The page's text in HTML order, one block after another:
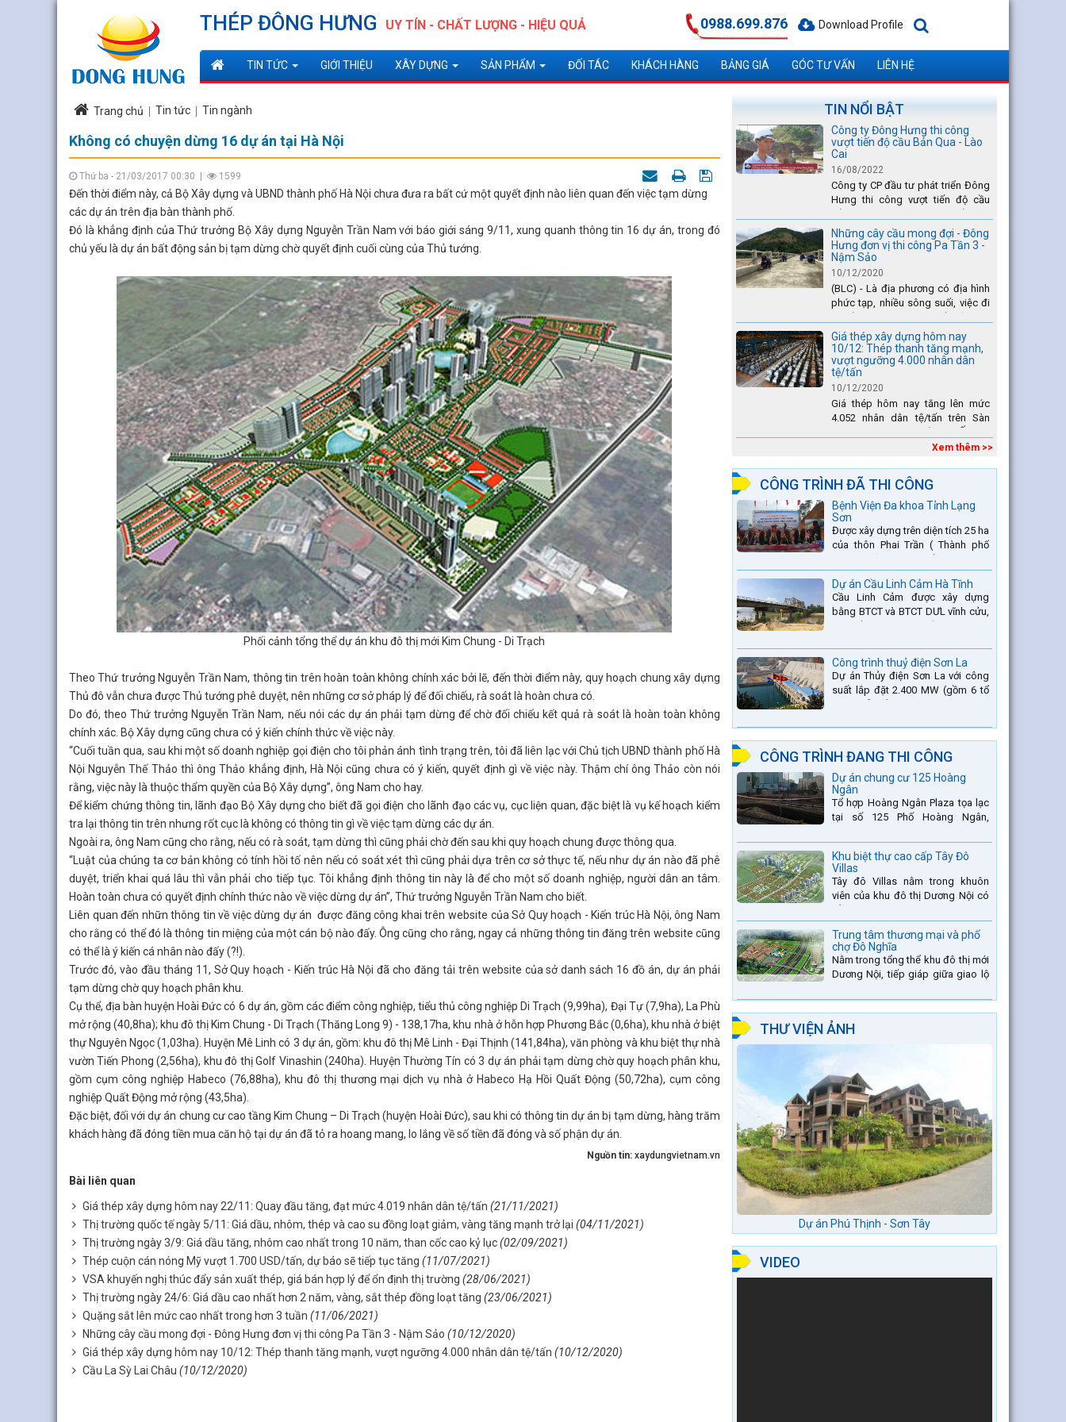
THÉP ĐÔNG HƯNG UY TÍN - CHẤT LƯỢNG - HIỆU QUẢ 0988.699.876 Download Profile
TIN TỨC GIỚI THIỆU XÂY DỰNG SẢN PHẨM ĐỐI TÁC KHÁCH HÀNG BẢNG GIÁ GÓC TƯ VẤN LIÊN HỆ
Trang chủ Tin tức Tin ngành
Không có chuyện dừng 16 dự án tại Hà Nội
Thứ ba - 21/03/2017 00:30 1599
Đến thời điểm này, cả Bộ Xây dựng và UBND thành phố Hà Nội chưa đưa ra bất cứ một quyết định nào liên quan đến việc tạm dừng
các dự án trên địa bàn thành phố.
Đó là khẳng định của Thứ trưởng Bộ Xây dựng Nguyễn Trần Nam với báo giới sáng 9/11, xung quanh thông tin 16 dự án, trong đó
chủ yếu là dự án bất động sản bị tạm dừng chờ quyết định cuối cùng của Thủ tướng.
Phối cảnh tổng thể dự án khu đô thị mới Kim Chung - Di Trạch
Theo Thứ trưởng Nguyễn Trần Nam, thông tin trên hoàn toàn không chính xác bởi lẽ, đến thời điểm này, quy hoạch chung xây dựng
Thủ đô vẫn chưa được Thủ tướng phê duyệt, nên những cơ sở pháp lý để đối chiếu, rà soát là hoàn chưa có.
Do đó, theo Thứ trưởng Nguyễn Trần Nam, nếu nói các dự án phải tạm dừng để chờ đối chiếu kết quả rà soát là hoàn toàn không
chính xác. Bộ Xây dựng cũng chưa có ý kiến chính thức về việc này.
“Cuối tuần qua, sau khi một số doanh nghiệp gọi điện cho tôi phản ánh tình trạng trên, tôi đã liên lạc với Chủ tịch UBND thành phố Hà
Nội Nguyễn Thế Thảo thì ông Thảo khẳng định, Hà Nội cũng chưa có ý kiến, quyết định gì về việc này. Thậm chí ông Thảo còn nói
rằng, việc này là thuộc thẩm quyền của Bộ Xây dựng”, ông Nam cho hay.
Để kiểm chứng thông tin, lãnh đạo Bộ Xây dựng cho biết đã gọi điện cho lãnh đạo các vụ, cục liện quan, đặc biệt là vụ kế hoạch kiểm
tra lại thông tin trên nhưng rốt cục là không có thông tin gì về việc tạm dừng các dự án.
Ngoài ra, ông Nam cũng cho rằng, nếu có rà soát, tạm dừng thì cũng phải chờ đến sau khi quy hoạch chung được thông qua.
“Luật của chúng ta cơ bản không có tính hồi tố nên nếu có soát xét thì cũng phải dựa trên cơ sở thực tế, nếu như dự án nào đã phê
duyệt, triển khai quá lâu thì vẫn phải cho tiếp tục. Tôi khẳng định thông tin này là để cho một số doanh nghiệp, người dân an tâm.
Hoàn toàn chưa có quyết định chính thức nào về việc dừng dự án”, Thứ trưởng Nguyễn Trần Nam cho biết.
Liên quan đến nhữn thông tin về việc dừng dự án được đăng công khai trên website của Sở Quy hoạch - Kiến trúc Hà Nội, ông Nam
cho rằng có thể đó là thông tin miệng của một cán bộ nào đấy. Ông cũng cho rằng, ngay cả những thông tin đăng trên website cũng
có thể là ý kiến cá nhân nào đấy (?!).
Trước đó, vào đầu tháng 11, Sở Quy hoạch - Kiến trúc Hà Nội đã cho đăng tải trên website của sở danh sách 16 đồ án, dự án phải
tạm dừng chờ quy hoạch phân khu.
Cụ thể, địa bàn huyện Hoài Đức có 6 dự án, gồm các điểm công nghiệp, tiểu thủ công nghiệp Di Trạch (9,99ha), Đại Tự (7,9ha), La Phù
mở rộng (40,8ha); khu đô thị Kim Chung - Di Trạch (Thăng Long 9) - 138,17ha, khu nhà ở hỗn hợp Phương Bắc (0,6ha), khu nhà ở biệt
thự Nguyên Ngọc (1,03ha). Huyện Mê Linh có 3 dự án, gồm: khu đô thị Mê Linh - Đại Thịnh (141,84ha), văn phòng và khu biệt thự nhà
vườn Tiến Phong (2,56ha), khu đô thị Golf Vinashin (240ha). Huyện Thường Tín có 3 dự án phải tạm dừng chờ quy hoạch phân khu,
gồm cụm công nghiệp Habeco (76,88ha), khu đô thị thương mại dịch vụ nhà ở Habeco Hạ Hồi Quất Động (50,72ha), cụm công
nghiệp Quất Động mở rộng (43,5ha).
Đặc biệt, đối với dự án chung cư cao tầng Kim Chung – Di Trạch (huyện Hoài Đức), sau khi có thông tin dự án bị tạm dừng, hàng trăm
khách hàng đã đóng tiền mua căn hộ tại dự án đã tỏ ra hoang mang, lo lắng về số tiền đã đóng và số phận dự án.
Nguồn tin: xaydungvietnam.vn
Bài liên quan
Giá thép xây dựng hôm nay 22/11: Quay đầu tăng, đạt mức 4.019 nhân dân tệ/tấn (21/11/2021)
Thị trường quốc tế ngày 5/11: Giá dầu, nhôm, thép và cao su đồng loạt giảm, vàng tăng mạnh trở lại (04/11/2021)
Thị trường ngày 3/9: Giá dầu tăng, nhôm cao nhất trong 10 năm, than cốc cao kỷ lục(02/09/2021)
Thép cuộn cán nóng Mỹ vượt 1.700 USD/tấn, dự báo sẽ tiếp tục tăng (11/07/2021)
VSA khuyến nghị thúc đẩy sản xuất thép, giá bán hợp lý để ổn định thị trường (28/06/2021)
Thị trường ngày 24/6: Giá dầu cao nhất hơn 2 năm, vàng, sắt thép đồng loạt tăng (23/06/2021)
Quặng sắt lên mức cao nhất trong hơn 3 tuần (11/06/2021)
Những cây cầu mong đợi - Đông Hưng đơn vị thi công Pa Tần 3 - Nậm Sảo (10/12/2020)
Giá thép xây dựng hôm nay 10/12: Thép thanh tăng mạnh, vượt ngưỡng 4.000 nhân dân tệ/tấn (10/12/2020)
Cầu La Sỳ Lai Châu (10/12/2020)
TIN NỔI BẬT
Công ty Đông Hưng thi công
vượt tiến độ cầu Bản Qua - Lào
Cai
16/08/2022
Công ty CP đầu tư phát triển Đông
Hưng thi công vượt tiến độ cầu
dự án - được tuyên dương trên
truyền hình Lào Cai.
Những cây cầu mong đợi - Đông
Hưng đơn vị thi công Pa Tần 3 -
Nậm Sảo
10/12/2020
(BLC) - Là địa phương có địa hình
phức tạp, nhiều sông suối, việc đi
Sìn Hồ) rất vất vả, đặc biệt là vào
mùa mưa lũ....
Giá thép xây dựng hôm nay
10/12: Thép thanh tăng mạnh,
vượt ngưỡng 4.000 nhân dân
tệ/tấn
10/12/2020
Giá thép hôm nay tăng lên mức
4.052 nhân dân tệ/tấn trên Sàn
sự gia tăng số lượng các đơn vị
Xem thêm >>
CÔNG TRÌNH ĐÃ THI CÔNG
Bệnh Viện Đa khoa Tỉnh Lạng
Sơn
Được xây dựng trên diện tích 25 ha
của thôn Phai Trần ( Thành phố
Hợp Thành ( Cao Lộc).
Dự án Cầu Linh Cảm Hà Tĩnh
Cầu Linh Cảm được xây dựng
bằng BTCT và BTCT DƯL vĩnh cửu,
Huyện Đức Thọ - tỉnh Hà Tĩnh.
Công trình thuỷ điện Sơn La
Dự án Thủy điện Sơn La với công
suất lắp đặt 2.400 MW (gồm 6 tổ
CÔNG TRÌNH ĐANG THI CÔNG
Dự án chung cư 125 Hoàng
Ngân
Tổ hợp Hoàng Ngân Plaza tọa lạc
tại số 125 Phố Hoàng Ngân,
Xuân, thành phố Hà Nội. được thiết
kế hài hòa là sự kết hợp...
Khu biệt thự cao cấp Tây Đô
Villas
Tây đô Villas nằm trong khuôn
viên của khu đô thị Dương Nội có
tổng diện tích của khuôn viên 1959
căn biệt thự là...
Trung tâm thương mại và phố
chợ Đô Nghĩa
Nằm trong tổng thể khu đô thị mới
Dương Nội, tiếp giáp giữa giao lộ
Văn Lương kéo dài. Trung tâm
thương mại Phố chợ Đô...
THƯ VIỆN ẢNH
Dự án Phú Thịnh - Sơn Tây
VIDEO